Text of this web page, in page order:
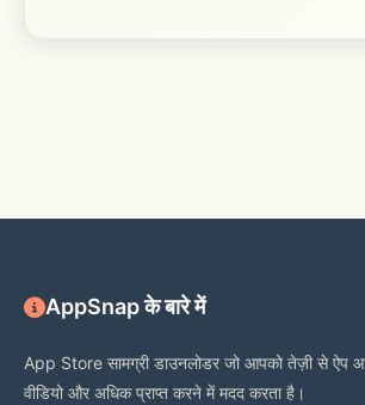
AppSnap के बारे में
App Store सामग्री डाउनलोडर जो आपको तेज़ी से ऐप
वीडियो और अधिक प्राप्त करने में मदद करता है।